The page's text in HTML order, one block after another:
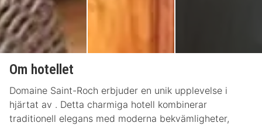
Om hotellet
Domaine Saint-Roch erbjuder en unik upplevelse i
hjärtat av . Detta charmiga hotell kombinerar
traditionell elegans med moderna bekvämligheter,